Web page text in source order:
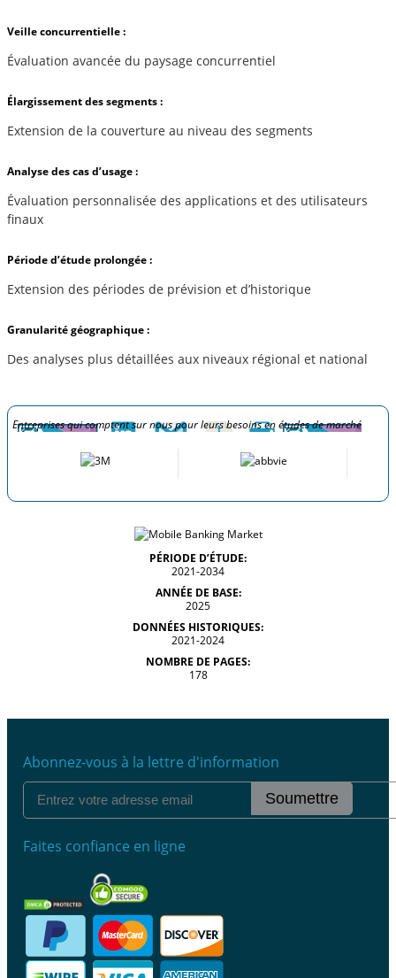
Veille concurrentielle :
Évaluation avancée du paysage concurrentiel
Élargissement des segments :
Extension de la couverture au niveau des segments
Analyse des cas d’usage :
Évaluation personnalisée des applications et des utilisateurs
finaux
Période d’étude prolongée :
Extension des périodes de prévision et d’historique
Granularité géographique :
Des analyses plus détaillées aux niveaux régional et national
Entreprises qui comptent sur nous pour leurs besoins en études de marché
PÉRIODE D’ÉTUDE:
2021-2034
ANNÉE DE BASE:
2025
DONNÉES HISTORIQUES:
2021-2024
NOMBRE DE PAGES:
178
Abonnez-vous à la lettre d'information
Soumettre
Faites confiance en ligne